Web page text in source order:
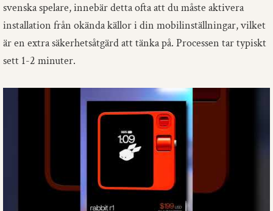
svenska spelare, innebär detta ofta att du måste aktivera
installation från okända källor i din mobilinställningar, vilket
är en extra säkerhetsåtgärd att tänka på. Processen tar typiskt
sett 1-2 minuter.